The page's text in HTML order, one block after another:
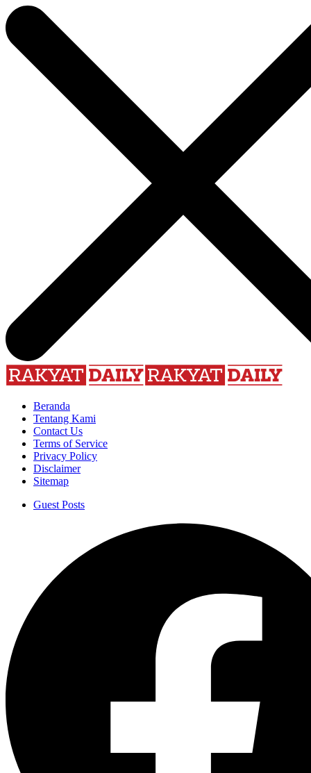
Beranda
Tentang Kami
Contact Us
Terms of Service
Privacy Policy
Disclaimer
Sitemap
Guest Posts